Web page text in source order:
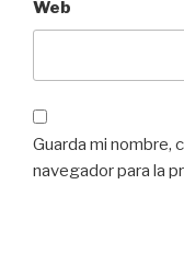
Web
Guarda mi nombre,
navegador para la